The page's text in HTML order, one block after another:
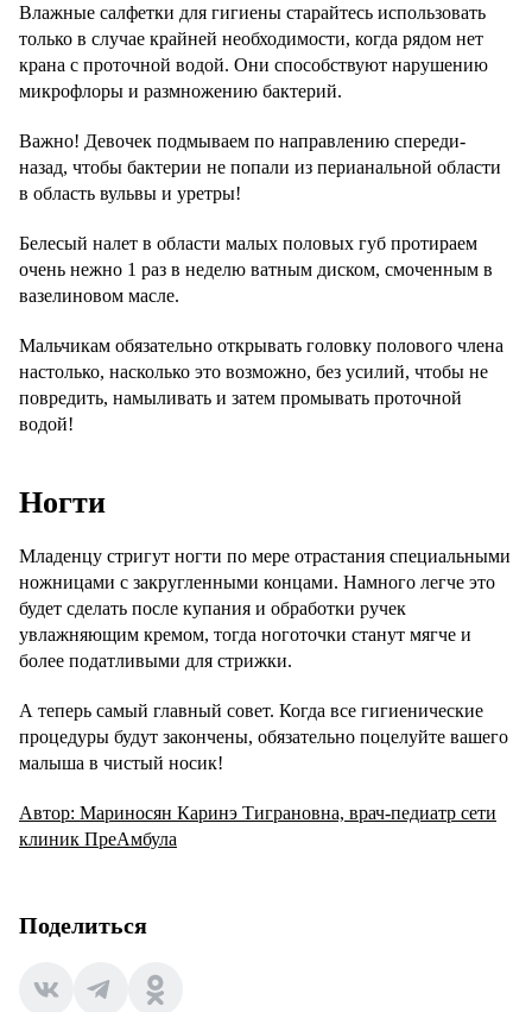
Влажные салфетки для гигиены старайтесь использовать
только в случае крайней необходимости, когда рядом нет
крана с проточной водой. Они способствуют нарушению
микрофлоры и размножению бактерий.
Важно! Девочек подмываем по направлению спереди-
назад, чтобы бактерии не попали из перианальной области
в область вульвы и уретры!
Белесый налет в области малых половых губ протираем
очень нежно 1 раз в неделю ватным диском, смоченным в
вазелиновом масле.
Мальчикам обязательно открывать головку полового члена
настолько, насколько это возможно, без усилий, чтобы не
повредить, намыливать и затем промывать проточной
водой!
Ногти
Младенцу стригут ногти по мере отрастания специальными
ножницами с закругленными концами. Намного легче это
будет сделать после купания и обработки ручек
увлажняющим кремом, тогда ноготочки станут мягче и
более податливыми для стрижки.
А теперь самый главный совет. Когда все гигиенические
процедуры будут закончены, обязательно поцелуйте вашего
малыша в чистый носик!
Автор: Мариносян Каринэ Тиграновна, врач-педиатр сети
клиник ПреАмбула
Поделиться